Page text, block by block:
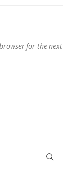
for the next